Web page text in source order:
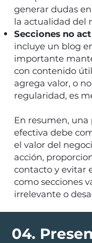
generar dudas
la actualidad del
Secciones no
incluye un blog
importante
con contenido
agrega valor, o
regularidad, es
En resumen,
efectiva debe
el valor del
acción,
contacto y evitar
como secciones
irrelevante o
04.